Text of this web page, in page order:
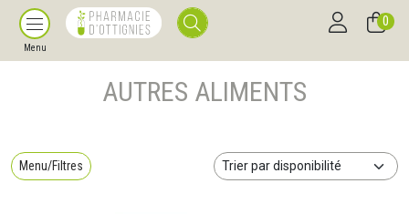
Menu
0
AUTRES ALIMENTS
Menu/Filtres